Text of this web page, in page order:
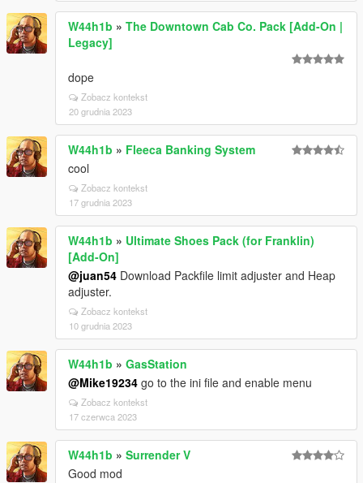
W44h1b » The Downtown Cab Co. Pack [Add-On |
Legacy]
dope
Zobacz kontekst
20 grudnia 2023
W44h1b » Fleeca Banking System
cool
Zobacz kontekst
17 grudnia 2023
W44h1b » Ultimate Shoes Pack (for Franklin)
[Add-On]
@juan54 Download Packfile limit adjuster and Heap
adjuster.
Zobacz kontekst
10 grudnia 2023
W44h1b » GasStation
@Mike19234 go to the ini file and enable menu
Zobacz kontekst
17 czerwca 2023
W44h1b » Surrender V
Good mod